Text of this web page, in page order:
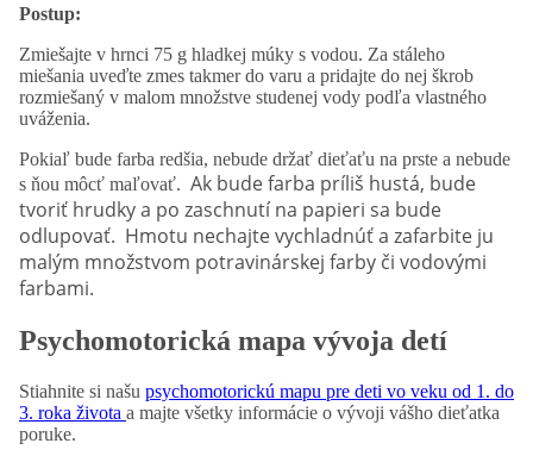
Postup:
Zmiešajte v hrnci 75 g hladkej múky s vodou. Za stáleho
miešania uveďte zmes takmer do varu a pridajte do nej škrob
rozmiešaný v malom množstve studenej vody podľa vlastného
uváženia.
Pokiaľ bude farba redšia, nebude držať dieťaťu na prste a nebude
s ňou môcť maľovať. Ak bude farba príliš hustá, bude
tvoriť hrudky a po zaschnutí na papieri sa bude
odlupovať. Hmotu nechajte vychladnúť a zafarbite ju
malým množstvom potravinárskej farby či vodovými
farbami.
Psychomotorická mapa vývoja detí
Stiahnite si našu psychomotorickú mapu pre deti vo veku od 1. do
3. roka života a majte všetky informácie o vývoji vášho dieťatka
poruke.